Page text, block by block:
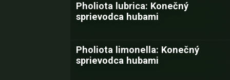
Pholiota lubrica: Konečný
sprievodca hubami
Pholiota limonella: Konečný
sprievodca hubami